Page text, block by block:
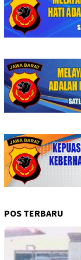
POS TERBARU